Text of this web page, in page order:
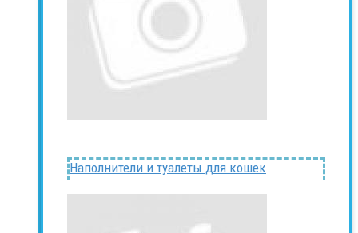
Наполнители и туалеты для кошек